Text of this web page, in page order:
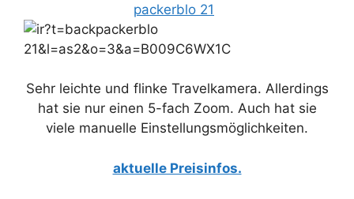
Sehr leichte und flinke Travelkamera. Allerdings
hat sie nur einen 5-fach Zoom. Auch hat sie
viele manuelle Einstellungsmöglichkeiten.
aktuelle Preisinfos.